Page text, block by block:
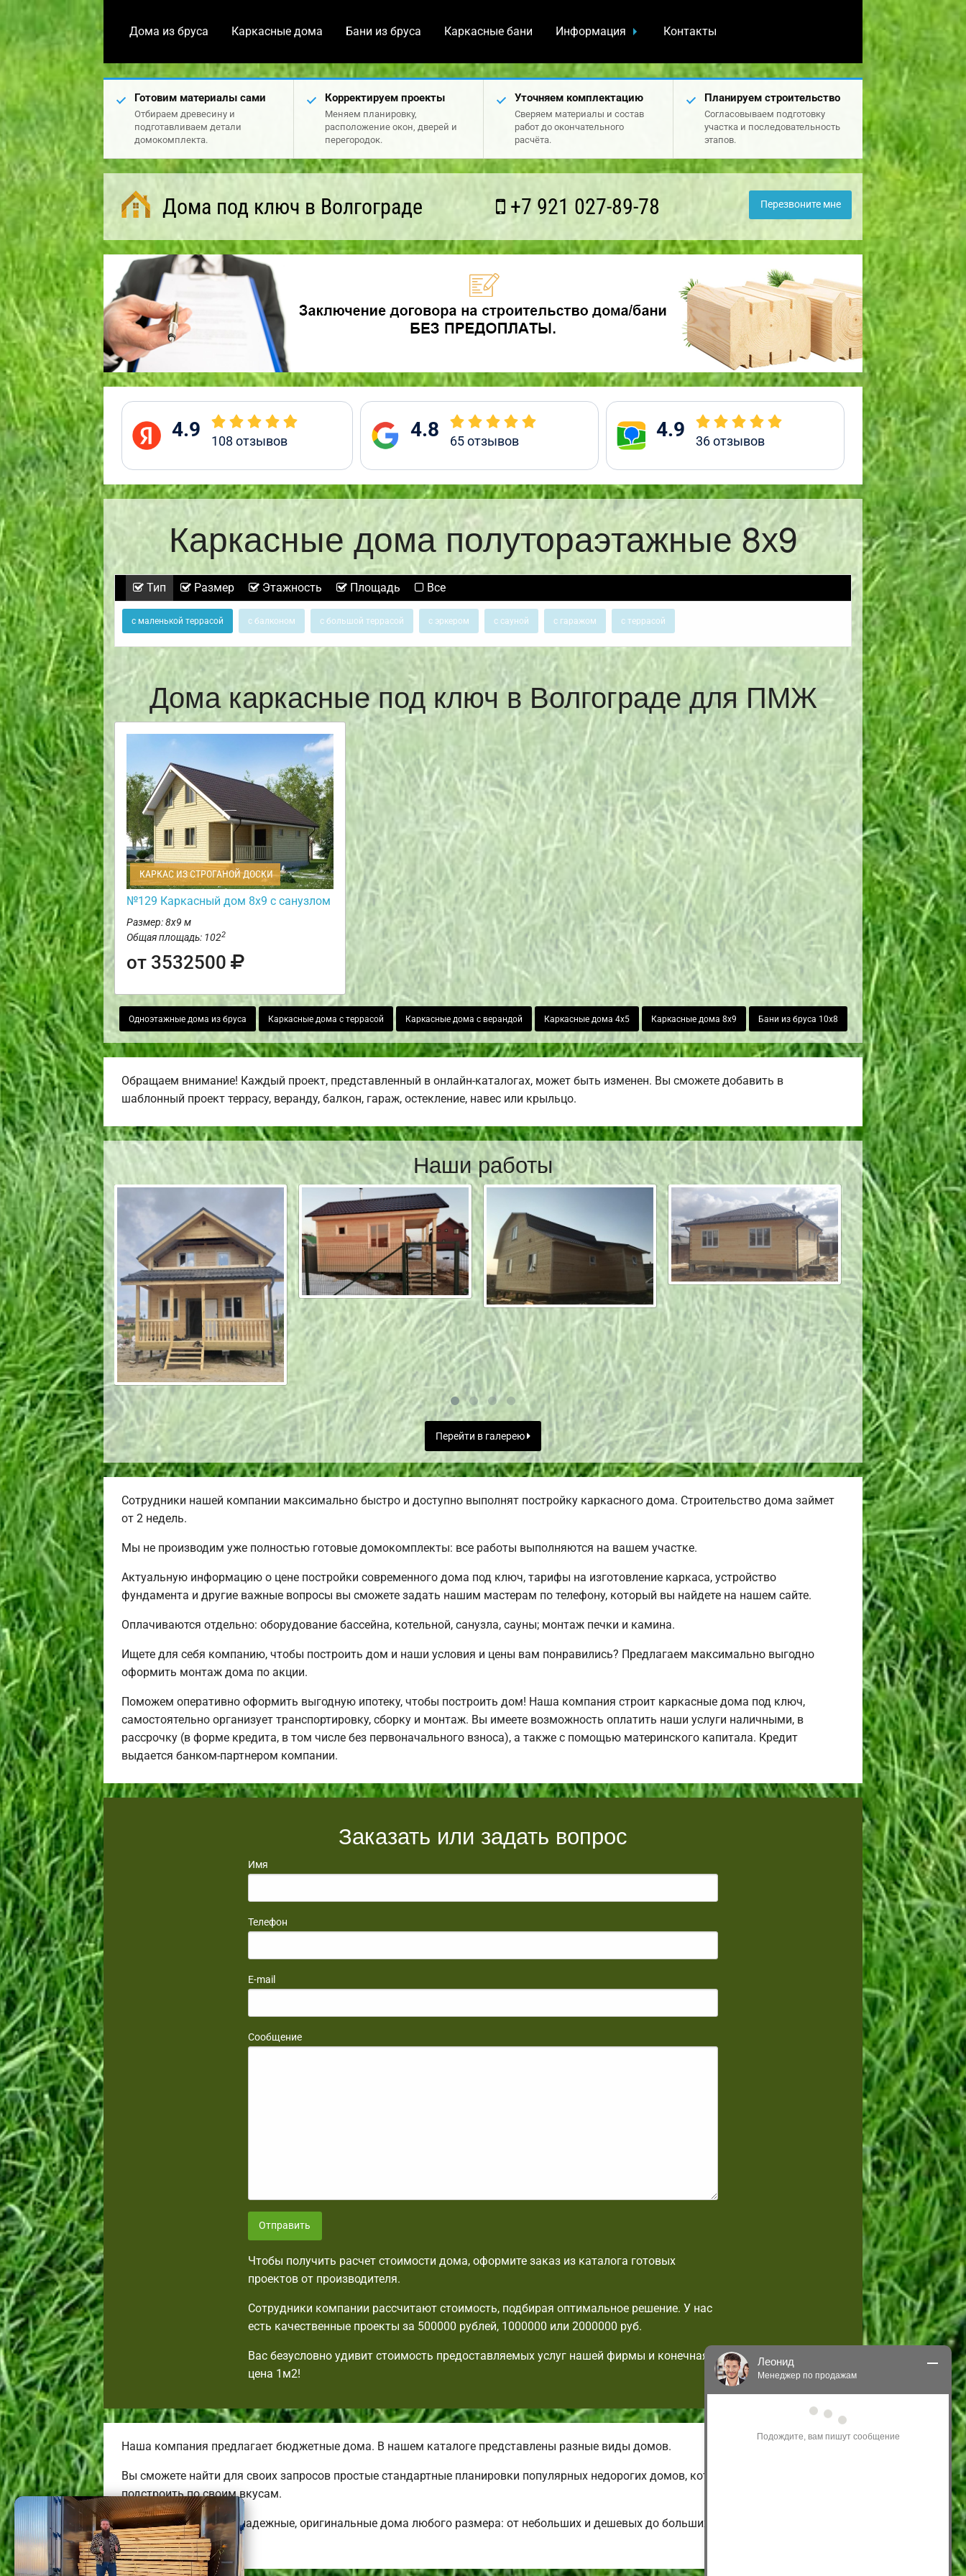
Дома из бруса Каркасные дома Бани из бруса Каркасные бани Информация Контакты
Готовим материалы сами
Отбираем древесину и
подготавливаем детали
домокомплекта.
Корректируем проекты
Меняем планировку,
расположение окон, дверей и
перегородок.
Уточняем комплектацию
Сверяем материалы и состав
работ до окончательного
расчёта.
Планируем строительство
Согласовываем подготовку
участка и последовательность
этапов.
Дома под ключ в Волгограде +7 921 027-89-78 Перезвоните мне
4.9 108 отзывов 4.8 65отзывов 4.9 36отзывов
Каркасные дома полутораэтажные 8х9
Тип Размер Этажность Площадь Все
с маленькой террасой с балконом с большой террасой с эркером с сауной с гаражом с террасой
Дома каркасные под ключ в Волгограде для ПМЖ
КАРКАС ИЗ СТРОГАНОЙ ДОСКИ
№129 Каркасный дом 8х9 с санузлом
Размер: 8х9 м
Общая площадь: 1022
от 3532500
Одноэтажные дома из бруса Каркасные дома с террасой Каркасные дома с верандой Каркасные дома 4х5 Каркасные дома 8х9 Бани из бруса 10х8
Обращаем внимание! Каждый проект, представленный в онлайн-каталогах, может быть изменен. Вы сможете добавить в
шаблонный проект террасу, веранду, балкон, гараж, остекление, навес или крыльцо.
Наши работы
Перейти в галерею
Сотрудники нашей компании максимально быстро и доступно выполнят постройку каркасного дома. Строительство дома займет
от 2 недель.
Мы не производим уже полностью готовые домокомплекты: все работы выполняются на вашем участке.
Актуальную информацию о цене постройки современного дома под ключ, тарифы на изготовление каркаса, устройство
фундамента и другие важные вопросы вы сможете задать нашим мастерам по телефону, который вы найдете на нашем сайте.
Оплачиваются отдельно: оборудование бассейна, котельной, санузла, сауны; монтаж печки и камина.
Ищете для себя компанию, чтобы построить дом и наши условия и цены вам понравились? Предлагаем максимально выгодно
оформить монтаж дома по акции.
Поможем оперативно оформить выгодную ипотеку, чтобы построить дом! Наша компания строит каркасные дома под ключ,
самостоятельно организует транспортировку, сборку и монтаж. Вы имеете возможность оплатить наши услуги наличными, в
рассрочку (в форме кредита, в том числе без первоначального взноса), а также с помощью материнского капитала. Кредит
выдается банком-партнером компании.
Заказать или задать вопрос
Имя
Телефон
E-mail
Сообщение
Отправить
Чтобы получить расчет стоимости дома, оформите заказ из каталога готовых
проектов от производителя.
Сотрудники компании рассчитают стоимость, подбирая оптимальное решение. У нас
есть качественные проекты за 500000 рублей, 1000000 или 2000000 руб.
Вас безусловно удивит стоимость предоставляемых услуг нашей фирмы и конечная
цена 1м2!
Наша компания предлагает бюджетные дома. В нашем каталоге представлены разные виды домов.
Вы сможете найти для своих запросов простые стандартные планировки популярных недорогих домов, которые возможно
подстроить по своим вкусам.
Строим комфортные, надежные, оригинальные дома любого размера: от небольших и дешевых до больших энергоэффективных
коттеджей.
Леонид
Менеджер по продажам
Здравствуйте! Я могу
акциям и проектам.